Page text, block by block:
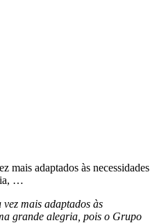
mais adaptados às necessidades
…
mais adaptados às
grande alegria, pois o Grupo